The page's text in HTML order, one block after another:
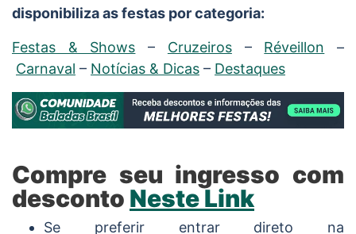
disponibiliza as festas por categoria:
Festas & Shows – Cruzeiros– Réveillon –
Carnaval – Notícias & Dicas – Destaques
Compre seu ingresso com
desconto Neste Link
Se preferir entrar direto na